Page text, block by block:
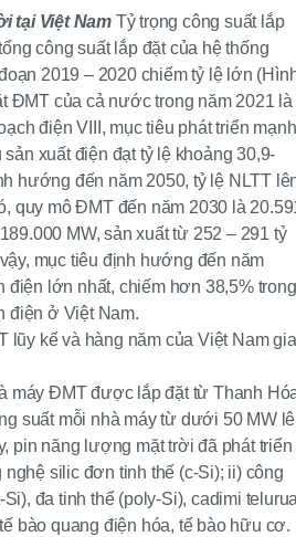
tại Việt Nam Tỷ trọng công suất lắp
công suất lắp đặt của hệ thống
2019 – 2020 chiếm tỷ lệ lớn
ĐMT của cả nước trong năm 2021 là
điện VIII, mục tiêu phát triển mạnh
xuất điện đạt tỷ lệ khoảng 30,9-
hướng đến năm 2050, tỷ lệ NLTT
quy mô ĐMT đến năm 2030 là
MW, sản xuất từ 252 – 291 tỷ
mục tiêu định hướng đến năm
điện lớn nhất, chiếm hơn 38,5% trong
điện ở Việt Nam.
máy ĐMT được lắp đặt từ Thanh
suất mỗi nhà máy từ dưới 50 MW
pin năng lượng mặt trời đã phát triển
silic đơn tinh thế (c-Si); ii) công
đa tinh thể (poly-Si), cadimi
bào quang điện hóa, tế bào hữu cơ.